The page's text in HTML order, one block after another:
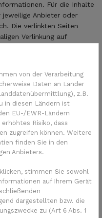
Für die Inhalte
Anbieter oder
Die verlinkten Seiten
Verlinkung auf
nicht erkennbar. Prostata
verweist, ständig auf
eine Verantwortlichkeit neu
von
Links umgehend
mit größter Sorgfalt und
aktuellen medizinischen
Fehler und
werden. Für die
von der Verarbeitung
Daten an Länder
z.B.
in diesen Ländern ist
EU-/EWR-Ländern
Risiko, dass
zugreifen können. Weitere
finden Sie in den
Anbieters.
stimmen Sie sowohl
auf Ihrem Gerät
dargestellten bzw. die
zu (Art 6 Abs. 1